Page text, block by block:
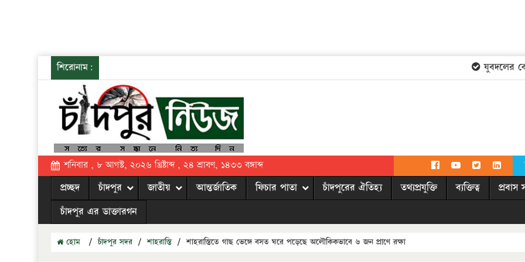
শিরোনাম: যুবদলের
শনিবার , ৮ আগস্ট, ২০২৬ খ্রিষ্টাব্দ , ২৪ শ্রাবণ, ১৪৩৩ বঙ্গাব্দ
প্রচ্ছদ চাঁদপুর জাতীয় আন্তর্জাতিক ফিচার পাতা চাঁদপুরের ঐতিহ্য তথ্যপ্রযুক্তি ব্যক্তিত্ব প্রবাস
চাঁদপুর এর ডাক্তারগন
হোম / চাঁদপুর সদর / শাহরাস্তি / শাহরাস্তিতে গাছ ভেঙ্গে বসত ঘরে পড়েছে অলৌকিকভাবে ৬ জন প্রাণে রক্ষা